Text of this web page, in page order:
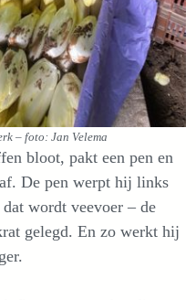
– foto: Jan Velema
bloot, pakt een pen en
De pen werpt hij links
wordt veevoer – de
gelegd. En zo werkt hij